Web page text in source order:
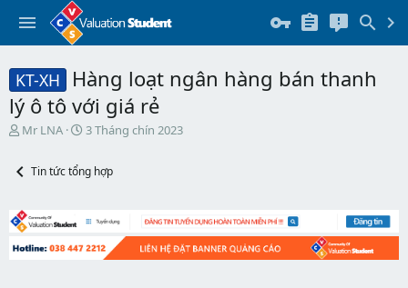
KT-XH
Hàng loạt ngân hàng bán thanh
lý ô tô với giá rẻ
T
e
d
s
t
Mr LNA
N
y
t
đ
3 Tháng chín 2023
Tin tức tổng hợp